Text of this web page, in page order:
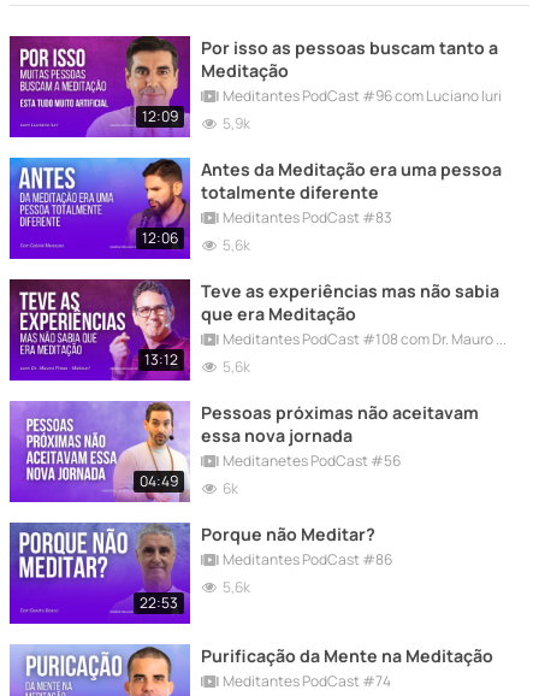
12:09
Por isso as pessoas buscam tanto a
Meditação
Meditantes PodCast #96 com Luciano Iuri
5,9k
12:06
Antes da Meditação era uma pessoa
totalmente diferente
Meditantes PodCast #83
5,6k
13:12
Teve as experiências mas não sabia
que era Meditação
Meditantes PodCast #108 com Dr. Mauro Press Maksuri
5,6k
04:49
Pessoas próximas não aceitavam
essa nova jornada
Meditanetes PodCast #56
6k
22:53
Porque não Meditar?
Meditantes PodCast #86
5,6k
Purificação da Mente na Meditação
Meditantes PodCast #74